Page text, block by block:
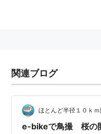
関連ブログ
ほとんど半径１０ｋ
e-bikeで鳥撮 桜の